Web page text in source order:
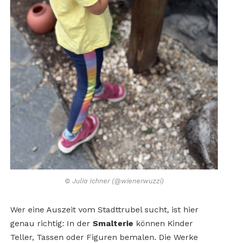
© Julia Ichner (@wienerwuzzi)
Wer eine Auszeit vom Stadttrubel sucht, ist hier
genau richtig: In der Smalterie können Kinder
Teller, Tassen oder Figuren bemalen. Die Werke